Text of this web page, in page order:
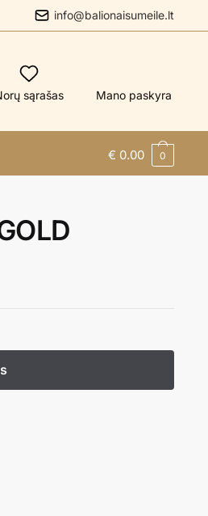
info@balionaisumeile.lt
sąrašas Mano paskyra
€ 0.00 0